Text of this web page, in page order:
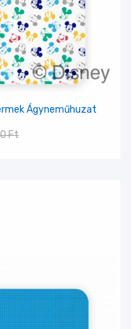
Ágyneműhuzat
Ft